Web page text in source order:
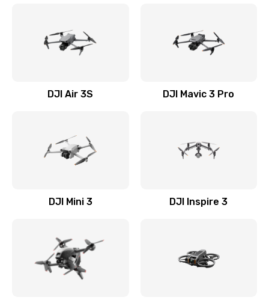
DJI Air 3S DJI Mavic 3 Pro
DJI Mini 3 DJI Inspire 3